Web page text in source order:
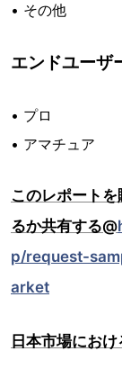
• その他
エンドユーザ
• プロ
• アマチュア
このレポート
るか共有する@
p/request-
arket
日本市場にお